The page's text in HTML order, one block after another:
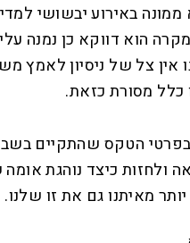
ממונה באירוע יבשושי
הוא דווקא כן נמנה
אין צל של ניסיון לאמץ
כלל מסורת כזאת.
הטקס שהתקיים בשבת
ולחזות כיצד נוהגת
מאיתנו גם את זו שלנו.